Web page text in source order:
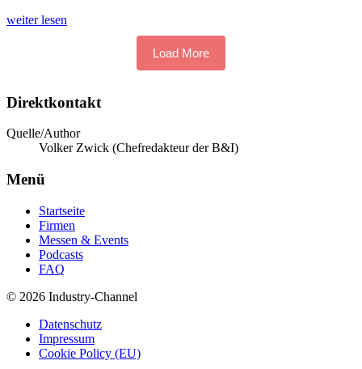
weiter lesen
Load More
Direktkontakt
Quelle/Author
Volker Zwick (Chefredakteur der B&I)
Menü
Startseite
Firmen
Messen & Events
Podcasts
FAQ
© 2026 Industry-Channel
Datenschutz
Impressum
Cookie Policy (EU)